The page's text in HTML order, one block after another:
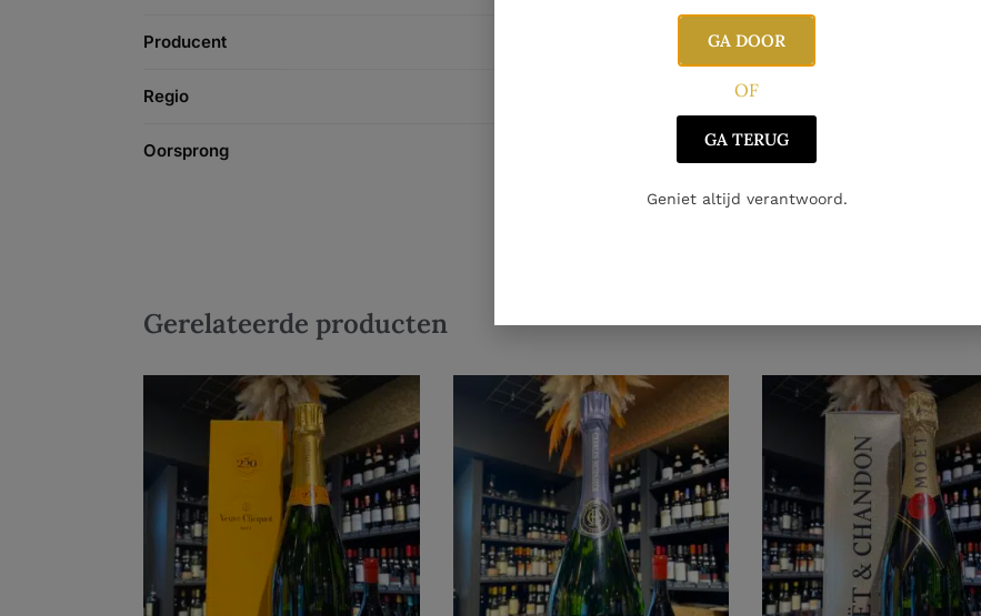
Producent
Regio
Oorsprong
Gerelateerde producten
GA DOOR
OF
GA TERUG
Geniet altijd verantwoord.